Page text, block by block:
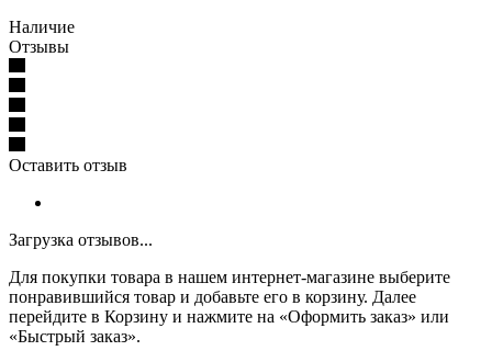
Наличие
Отзывы
Оставить отзыв
Загрузка отзывов...
Для покупки товара в нашем интернет-магазине выберите
понравившийся товар и добавьте его в корзину. Далее
перейдите в Корзину и нажмите на «Оформить заказ» или
«Быстрый заказ».